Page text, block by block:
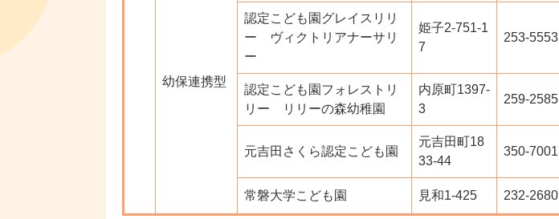
幼保連携型
認定こども園グレイスリリ
ー ヴィクトリアナーサリ
ー
姫子2-751-1
7
253-5553
認定こども園フォレストリ
リー リリーの森幼稚園
内原町1397-
3
259-2585
元吉田さくら認定こども園
元吉田町18
33-44
350-7001
常磐大学こども園 見和1-425 232-2680